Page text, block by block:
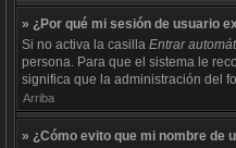
» ¿Por qué mi sesión de usuario
Si no activa la casilla Entrar
persona. Para que el sistema le
significa que la administración del
Arriba
» ¿Cómo evito que mi nombre de